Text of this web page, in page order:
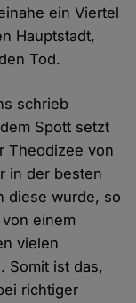
ein Viertel
Hauptstadt,
Tod.
schrieb
Spott setzt
Theodizee von
in der besten
diese wurde, so
einem
vielen
Somit ist das,
richtiger